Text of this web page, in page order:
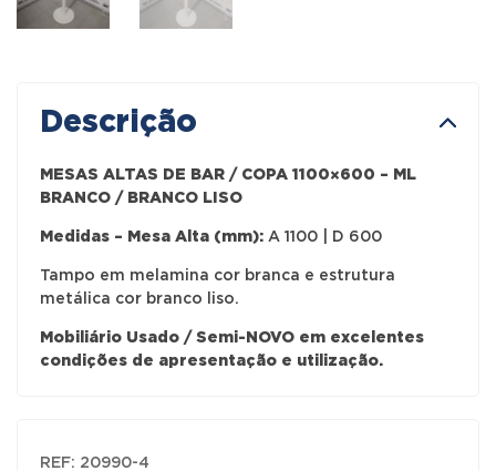
Descrição
MESAS ALTAS DE BAR / COPA 1100×600 – ML
BRANCO / BRANCO LISO
Medidas – Mesa Alta (mm): A 1100 | D 600
Tampo em melamina cor branca e estrutura
metálica cor branco liso.
Mobiliário Usado / Semi-NOVO em excelentes
condições de apresentação e utilização.
REF: 20990-4